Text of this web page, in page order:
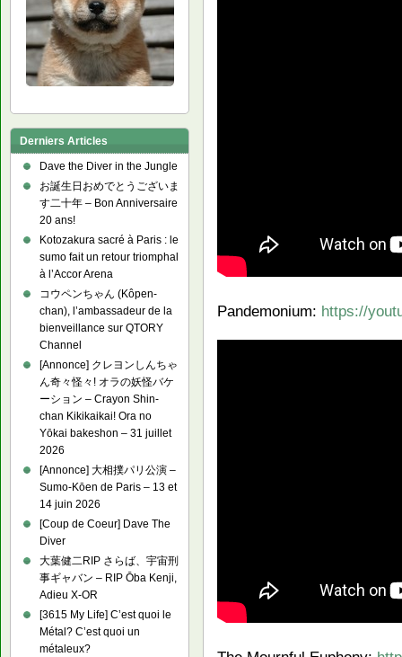
Pandemonium: https://
Derniers Articles
Dave the Diver in the Jungle
お誕生日おめでとうございま
す二十年 – Bon Anniversaire
20 ans!
Kotozakura sacré à Paris : le
sumo fait un retour triomphal
à l’Accor Arena
コウペンちゃん (Kôpen-
chan), l’ambassadeur de la
bienveillance sur QTORY
Channel
[Annonce] クレヨンしんちゃ
ん奇々怪々! オラの妖怪バケ
ーション – Crayon Shin-
chan Kikikaikai! Ora no
Yōkai bakeshon – 31 juillet
2026
[Annonce] 大相撲パリ公演 –
Sumo-Kōen de Paris – 13 et
14 juin 2026
[Coup de Coeur] Dave The
Diver
大葉健二RIP さらば、宇宙刑
事ギャバン – RIP Ōba Kenji,
Adieu X-OR
[3615 My Life] C’est quoi le
Métal? C’est quoi un
métaleux?